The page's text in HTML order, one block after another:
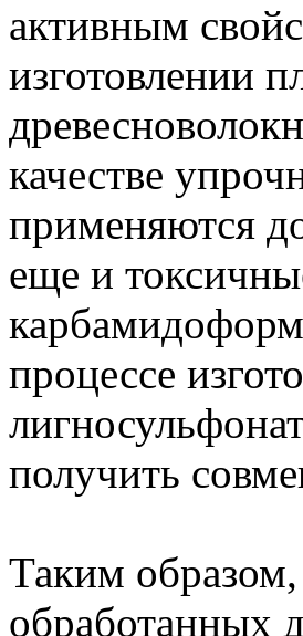
активным
изготовлении
качестве
применяются
еще и
процессе
получить
Таким
обработанных